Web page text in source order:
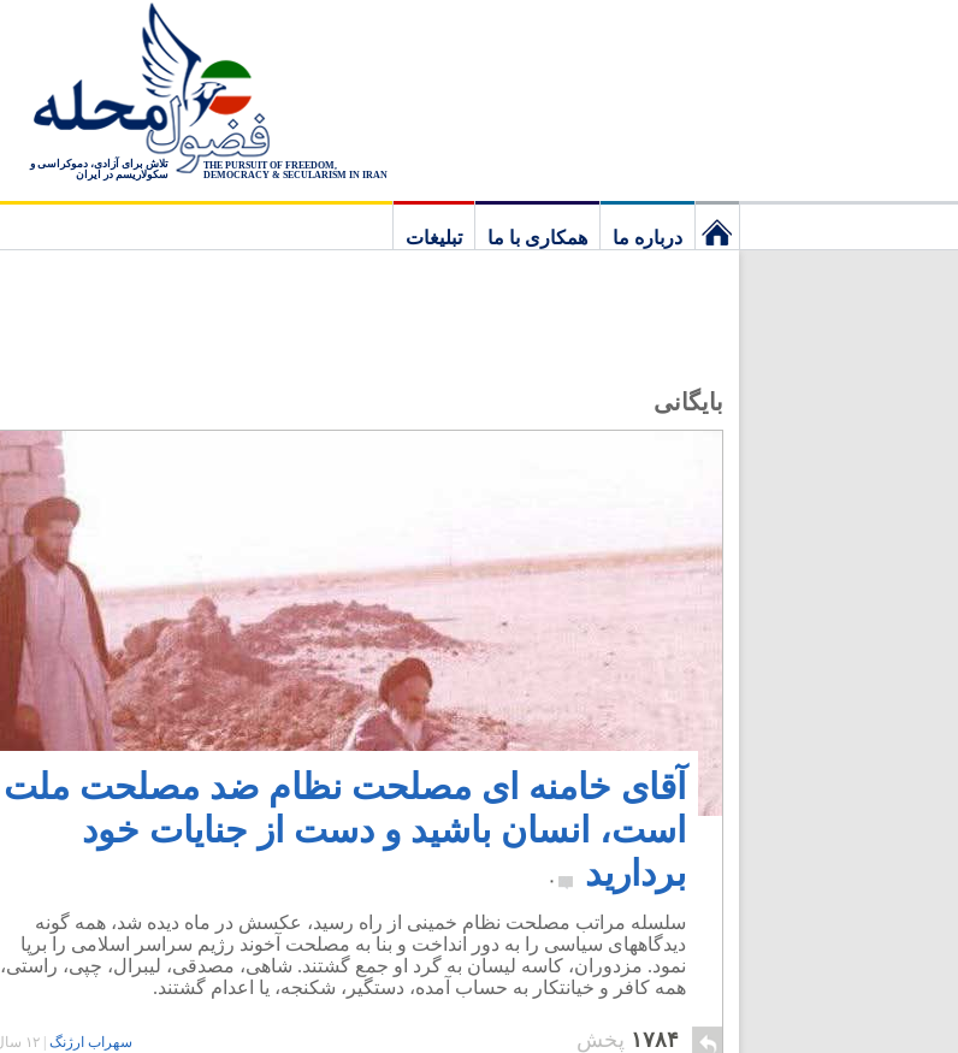
THE PURSUIT OF FREEDOM,
DEMOCRACY & SECULARISM IN IRAN
تلاش برای آزادی، دموکراسی و
سکولاریسم در ایران
درباره ما همکاری با ما
تبلیغات
بایگانی
آقای خامنه ای مصلحت نظام ضد مصلحت ملت
است، انسان باشید و دست از جنایات خود
بردارید
۰
سلسله مراتب مصلحت نظام خمینی از راه رسید، عکسش در ماه دیده شد، همه گونه
دیدگاههای سیاسی را به دور انداخت و بنا به مصلحت آخوند رژیم سراسر اسلامی را برپا
نمود. مزدوران، کاسه لیسان به گرد او جمع گشتند. شاهی، مصدقی، لیبرال، چپی، راستی،
همه کافر و خیانتکار به حساب آمده، دستگیر، شکنجه، یا اعدام گشتند.
۱۷۸۴ پخش سهراب ارژنگ ۱۲ سال پیش